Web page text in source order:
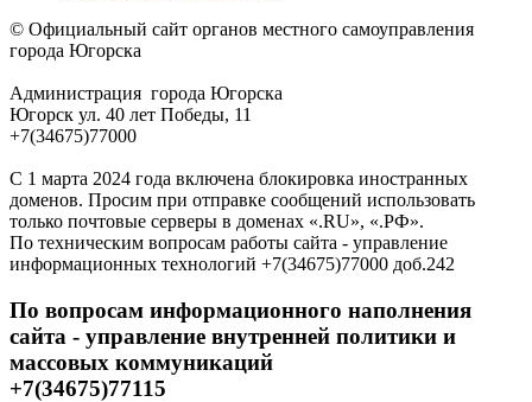
© Официальный сайт органов местного самоуправления
города Югорска
Администрация города Югорска
Югорск ул. 40 лет Победы, 11
+7(34675)77000
С 1 марта 2024 года включена блокировка иностранных
доменов. Просим при отправке сообщений использовать
только почтовые серверы в доменах «.RU», «.РФ».
По техническим вопросам работы сайта - управление
информационных технологий +7(34675)77000 доб.242
По вопросам информационного наполнения
сайта - управление внутренней политики и
массовых коммуникаций
+7(34675)77115